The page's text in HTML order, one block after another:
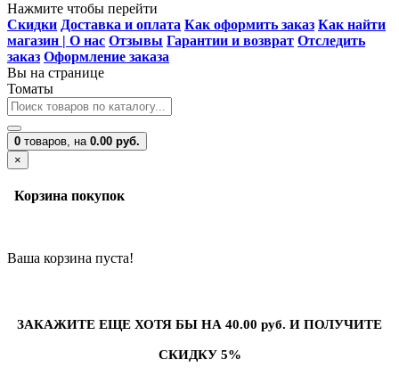
Нажмите чтобы перейти
Скидки Доставка и оплата Как оформить заказ Как найти
магазин | О нас Отзывы Гарантии и возврат Отследить
заказ Оформление заказа
Вы на странице
Томаты
0 товаров, на 0.00 руб.
×
Корзина покупок
Ваша корзина пуста!
ЗАКАЖИТЕ ЕЩЕ ХОТЯ БЫ НА 40.00 руб. И ПОЛУЧИТЕ
СКИДКУ 5%